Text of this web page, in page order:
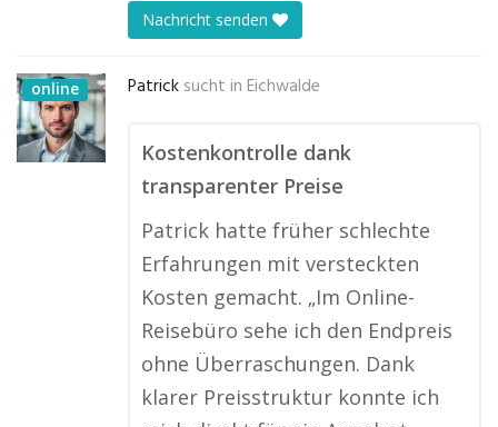
Nachricht senden
online Patrick sucht in Eichwalde
Kostenkontrolle dank
transparenter Preise
Patrick hatte früher schlechte
Erfahrungen mit versteckten
Kosten gemacht. „Im Online-
Reisebüro sehe ich den Endpreis
ohne Überraschungen. Dank
klarer Preisstruktur konnte ich